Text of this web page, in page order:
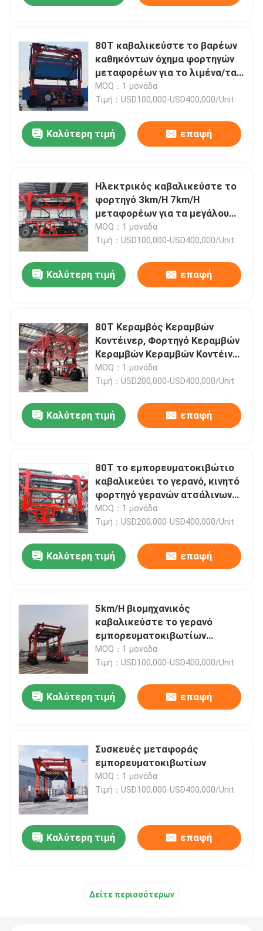
Προϊόντα
Βίντεο
Περίπου εμείς
Ποιοτικός έλεγχος
μας ελάτε σε επαφή με
Ειδήσεις
80T καβαλικεύστε το βαρέων
καθηκόντων όχημα φορτηγών
μεταφορέων για το λιμένα/τα
ναυπηγεία αποθεμάτων που
ανυψώνει τα
MOQ：1 μονάδα
Τιμή：USD100,000-USD400,000/Unit
Καλύτερη τιμή επαφή
Ηλεκτρικός καβαλικεύστε το
φορτηγό 3km/H 7km/H
μεταφορέων για τα μεγάλου
μεγέθους φορτία
MOQ：1 μονάδα
Τιμή：USD100,000-USD400,000/Unit
Καλύτερη τιμή επαφή
80T Κεραμβός Κεραμβών
Κοντέινερ, Φορτηγό Κεραμβών
Κεραμβών Κεραμβών Κοντέινερ
Στάκερ, Προσαρμοσμένος
Φορέας Κεραμβών
MOQ：1 μονάδα
Τιμή：USD200,000-USD400,000/Unit
Καλύτερη τιμή επαφή
80T το εμπορευματοκιβώτιο
καβαλικεύει το γερανό, κινητό
φορτηγό γερανών ατσάλινων
σκελετών με τη ισχύ της
μπαταρίας δύναμης diesel
MOQ：1 μονάδα
Τιμή：USD200,000-USD400,000/Unit
Καλύτερη τιμή επαφή
5km/H βιομηχανικός
καβαλικεύστε το γερανό
εμπορευματοκιβωτίων
φορτίου φορτηγών 80T
μεταφορέων με τη δύναμη
MOQ：1 μονάδα
Τιμή：USD100,000-USD400,000/Unit
Καλύτερη τιμή επαφή
Συσκευές μεταφοράς
εμπορευματοκιβωτίων
MOQ：1 μονάδα
Τιμή：USD100,000-USD400,000/Unit
Καλύτερη τιμή επαφή
Δείτε περισσότερων